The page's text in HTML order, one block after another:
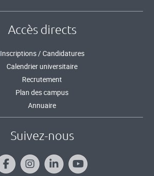
Accès directs
Inscriptions / Candidatures
Calendrier universitaire
Recrutement
Plan des campus
Annuaire
Suivez-nous